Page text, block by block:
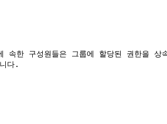
한 구성원들은 그룹에 할당된 권한을 상